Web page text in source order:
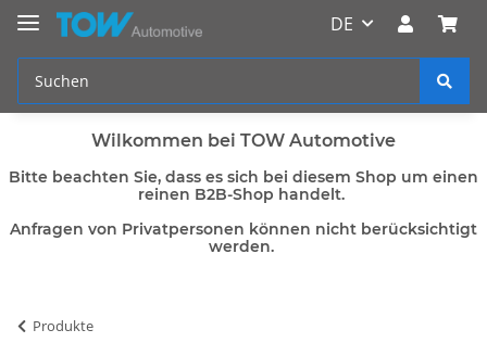
DE
Wilkommen bei TOW Automotive
Bitte beachten Sie, dass es sich bei diesem Shop um einen
reinen B2B-Shop handelt.
Anfragen von Privatpersonen können nicht berücksichtigt
werden.
Produkte